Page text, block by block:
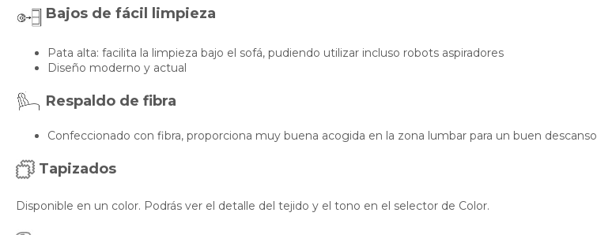
Bajos de fácil limpieza
Pata alta: facilita la limpieza bajo el sofá, pudiendo utilizar incluso robots aspiradores
Diseño moderno y actual
Respaldo de fibra
Confeccionado con fibra, proporciona muy buena acogida en la zona lumbar para un buen descanso
Tapizados
Disponible en un color. Podrás ver el detalle del tejido y el tono en el selector de Color.